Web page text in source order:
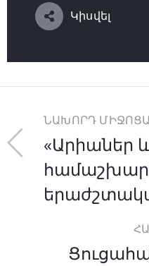
Կիսվել
ՆԱԽՈՐԴ
«Արիաներ